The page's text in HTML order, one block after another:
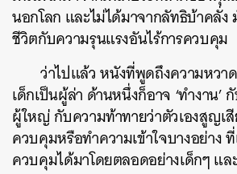
นอกโลก และไม่ได้มาจากลัทธิบ้าคลั่
ชีวิตกับความรุนแรงอันไร้การควบคุม
ว่าไปแล้ว หนังที่พูดถึงความหวา
เด็กเป็นผู้ล่า ด้านหนึ่งก็อาจ ‘ทำงาน’
ผู้ใหญ่ กับความท้าทายว่าตัวเองสูญเ
ควบคุมหรือทำความเข้าใจบางอย่าง ที่
ควบคุมได้มาโดยตลอดอย่างเด็กๆ แล